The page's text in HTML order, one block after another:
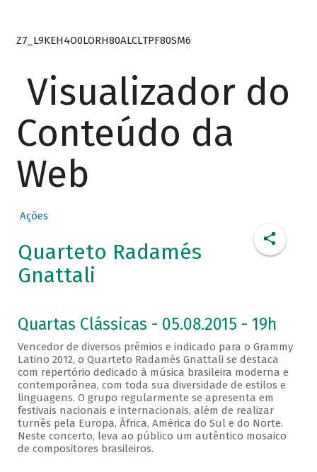
Z7_L9KEH4O0LORH80ALCLTPF80SM6
Visualizador do
Conteúdo da
Web
Ações
Quarteto Radamés
Gnattali
Quartas Clássicas - 05.08.2015 - 19h
Vencedor de diversos prêmios e indicado para o Grammy
Latino 2012, o Quarteto Radamés Gnattali se destaca
com repertório dedicado à música brasileira moderna e
contemporânea, com toda sua diversidade de estilos e
linguagens. O grupo regularmente se apresenta em
festivais nacionais e internacionais, além de realizar
turnês pela Europa, África, América do Sul e do Norte.
Neste concerto, leva ao público um autêntico mosaico
de compositores brasileiros.